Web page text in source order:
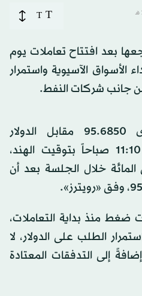
T
T
بعد افتتاح تعاملات يوم
الآسيوية واستمرار
جانب شركات النفط.
وسجلت الروبية مستوى 95.6850 مقابل الدولار
الأميركي بحلول الساعة 11:10 صباحاً بتوقيت الهند،
بنسبة 0.44 في المائة خلال الجلسة بعد أن
ضغط منذ بداية التعاملات،
الطلب على الدولار، لا
إلى التدفقات المعتادة